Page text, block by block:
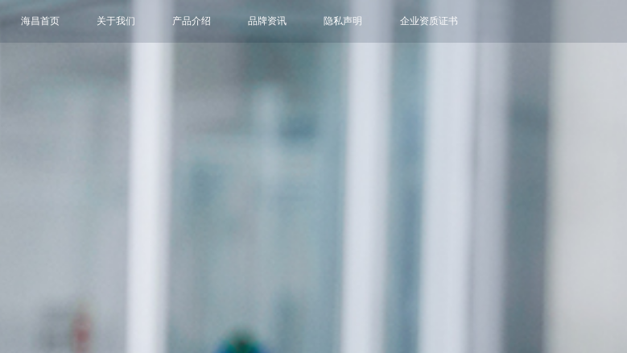
海昌首页 关于我们 产品介绍 品牌资讯 隐私声明 企业资质证书